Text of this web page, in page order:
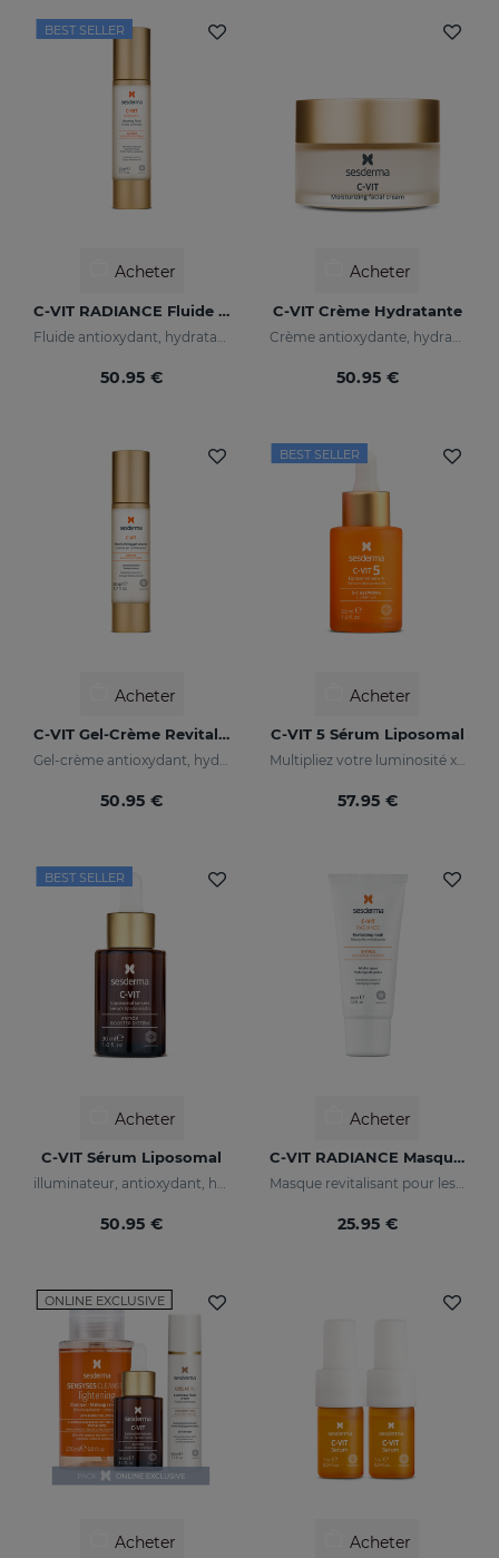
BEST SELLER
Acheter
C-VIT RADIANCE Fluide Lumineux
50.95 €
Acheter
C-VIT Crème Hydratante
50.95 €
Acheter
C-VIT Gel-Crème Revitalisant
Gel-crème antioxydant, hydratane, anti-rides et illuminateur
50.95 €
BEST SELLER
Acheter
C-VIT 5 Sérum Liposomal
Multipliez votre luminosité x 5
57.95 €
BEST SELLER
Acheter
C-VIT Sérum Liposomal
illuminateur, antioxydant, hydratant et anti-rides
50.95 €
Acheter
C-VIT RADIANCE Masque Revitalisant
Masque revitalisant pour les peaux fatiguées, ternes ou en manque d'éclat
25.95 €
ONLINE EXCLUSIVE
Acheter Acheter